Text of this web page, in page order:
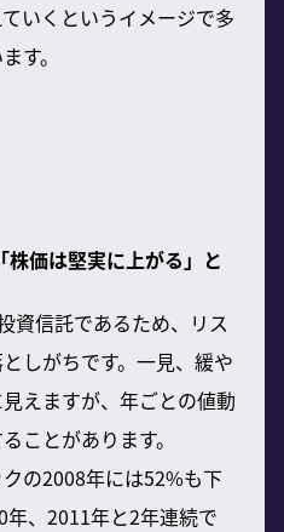
いくというイメージで多
す。
価は堅実に上がる」と
資信託であるため、リス
しがちです。一見、緩や
えますが、年ごとの値動
ことがあります。
の2008年には52%も下
、2011年と2年連続で